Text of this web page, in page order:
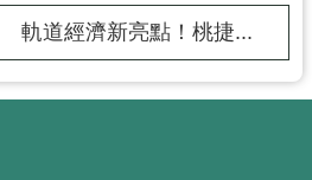
軌道經濟新亮點！桃捷...